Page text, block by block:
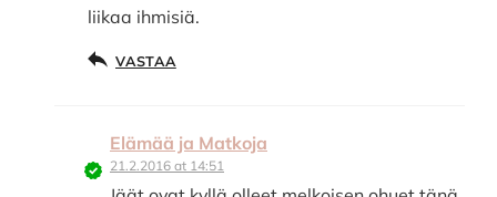
liikaa ihmisiä.
VASTAA
Elämää ja Matkoja
21.2.2016 at 14:51